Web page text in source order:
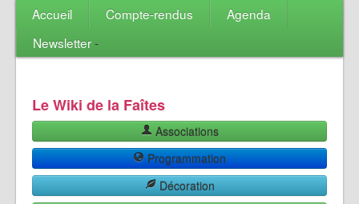
Accueil Compte-rendus
Agenda
Newsletter-
Le Wiki de la Faîtes
Associations
Programmation
Décoration